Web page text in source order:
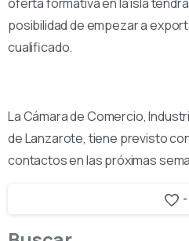
posibilidad de empezar a
cualificado.
La Cámara de Comercio,
de Lanzarote, tiene previsto
contactos en las próximas
-